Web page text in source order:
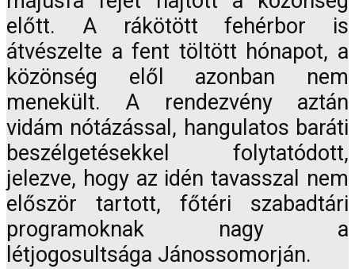
előtt. A rákötött fehérbor is
átvészelte a fent töltött hónapot, a
közönség elől azonban nem
menekült. A rendezvény aztán
vidám nótázással, hangulatos baráti
beszélgetésekkel folytatódott,
jelezve, hogy az idén tavasszal nem
először tartott, főtéri szabadtári
programoknak nagy a
létjogosultsága Jánossomorján.